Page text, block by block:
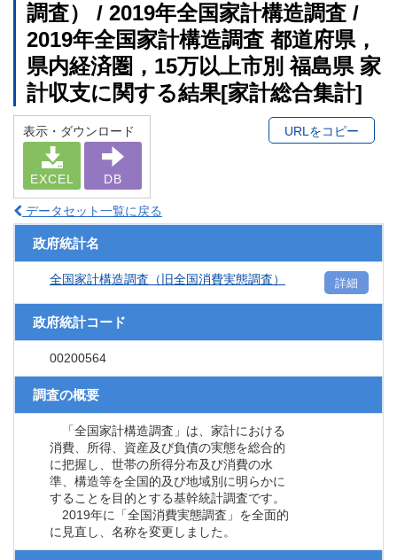
調査） / 2019年全国家計構造調査 /
2019年全国家計構造調査 都道府県，
県内経済圏，15万以上市別 福島県 家
計収支に関する結果[家計総合集計]
表示・ダウンロード
EXCEL DB
URLをコピー
データセット一覧に戻る
政府統計名
全国家計構造調査（旧全国消費実態調査） 詳細
政府統計コード
00200564
調査の概要
「全国家計構造調査」は、家計における
消費、所得、資産及び負債の実態を総合的
に把握し、世帯の所得分布及び消費の水
準、構造等を全国的及び地域別に明らかに
することを目的とする基幹統計調査です。
2019年に「全国消費実態調査」を全面的
に見直し、名称を変更しました。